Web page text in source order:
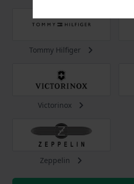
Tommy Hilfiger
Victorinox
Zeppelin